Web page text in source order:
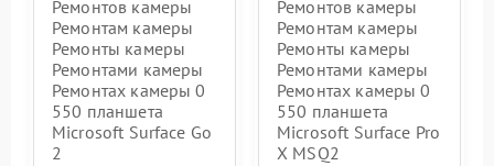
Ремонтов камеры
Ремонтам камеры
Ремонты камеры
Ремонтами камеры
Ремонтах камеры 0
550 планшета
Microsoft Surface Go
2
Ремонтов камеры
Ремонтам камеры
Ремонты камеры
Ремонтами камеры
Ремонтах камеры 0
550 планшета
Microsoft Surface Pro
X MSQ2